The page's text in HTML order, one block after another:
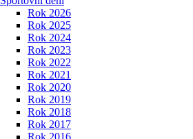
Rok 2026
Rok 2025
Rok 2024
Rok 2023
Rok 2022
Rok 2021
Rok 2020
Rok 2019
Rok 2018
Rok 2017
Rok 2016